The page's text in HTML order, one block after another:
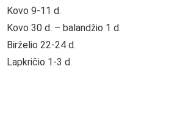
Kovo 9-11 d.
Kovo 30 d. – balandžio 1 d.
Birželio 22-24 d.
Lapkričio 1-3 d.